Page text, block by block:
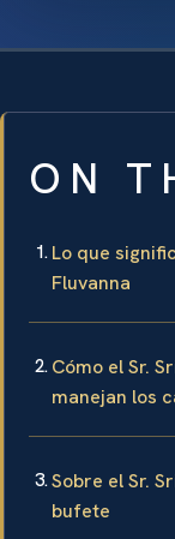
ON
Lo que
Fluvanna
Cómo el Sr.
manejan los
Sobre el Sr.
bufete